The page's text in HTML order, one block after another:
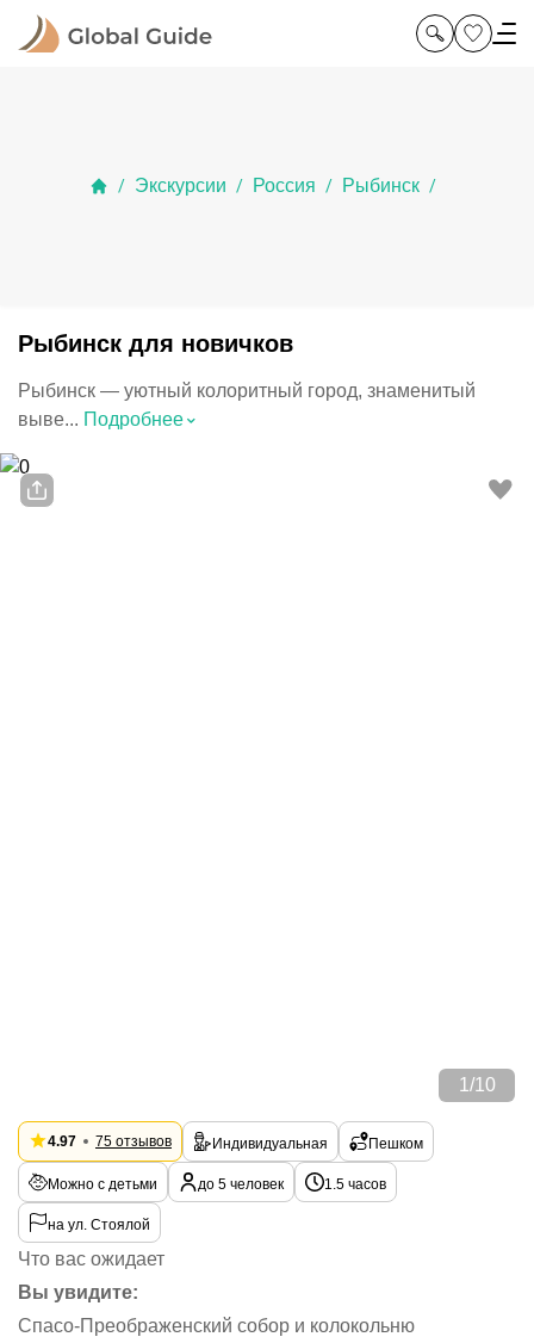
/ Экскурсии / Россия / Рыбинск /
Рыбинск для новичков
Рыбинск — уютный колоритный город, знаменитый
выве... Подробнее⌃
1 /10
4.97 75 отзывов Индивидуальная Пешком
Можно с детьми до 5 человек 1.5 часов
на ул. Стоялой
Что вас ожидает
Вы увидите:
Спасо-Преображенский собор и колокольню